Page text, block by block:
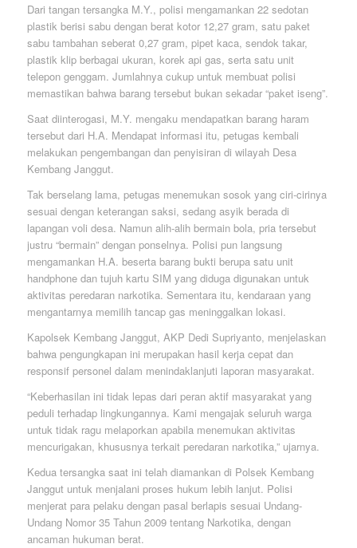
Dari tangan tersangka M.Y., polisi mengamankan 22 sedotan
plastik berisi sabu dengan berat kotor 12,27 gram, satu paket
sabu tambahan seberat 0,27 gram, pipet kaca, sendok takar,
plastik klip berbagai ukuran, korek api gas, serta satu unit
telepon genggam. Jumlahnya cukup untuk membuat polisi
memastikan bahwa barang tersebut bukan sekadar “paket iseng”.
Saat diinterogasi, M.Y. mengaku mendapatkan barang haram
tersebut dari H.A. Mendapat informasi itu, petugas kembali
melakukan pengembangan dan penyisiran di wilayah Desa
Kembang Janggut.
Tak berselang lama, petugas menemukan sosok yang ciri-cirinya
sesuai dengan keterangan saksi, sedang asyik berada di
lapangan voli desa. Namun alih-alih bermain bola, pria tersebut
justru “bermain” dengan ponselnya. Polisi pun langsung
mengamankan H.A. beserta barang bukti berupa satu unit
handphone dan tujuh kartu SIM yang diduga digunakan untuk
aktivitas peredaran narkotika. Sementara itu, kendaraan yang
mengantarnya memilih tancap gas meninggalkan lokasi.
Kapolsek Kembang Janggut, AKP Dedi Supriyanto, menjelaskan
bahwa pengungkapan ini merupakan hasil kerja cepat dan
responsif personel dalam menindaklanjuti laporan masyarakat.
“Keberhasilan ini tidak lepas dari peran aktif masyarakat yang
peduli terhadap lingkungannya. Kami mengajak seluruh warga
untuk tidak ragu melaporkan apabila menemukan aktivitas
mencurigakan, khususnya terkait peredaran narkotika,” ujarnya.
Kedua tersangka saat ini telah diamankan di Polsek Kembang
Janggut untuk menjalani proses hukum lebih lanjut. Polisi
menjerat para pelaku dengan pasal berlapis sesuai Undang-
Undang Nomor 35 Tahun 2009 tentang Narkotika, dengan
ancaman hukuman berat.